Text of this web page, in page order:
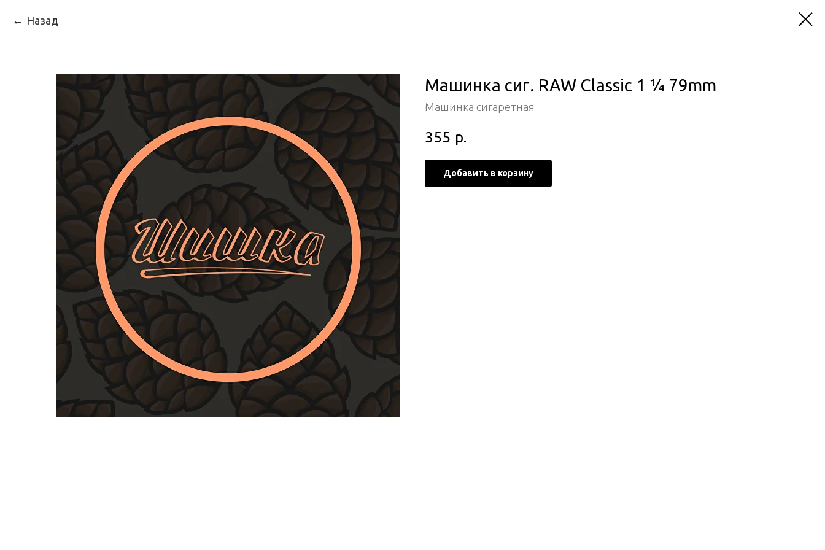
Назад
Машинка сиг. RAW Classic 1 ¼ 79mm
Машинка сигаретная
355 р.
Добавить в корзину